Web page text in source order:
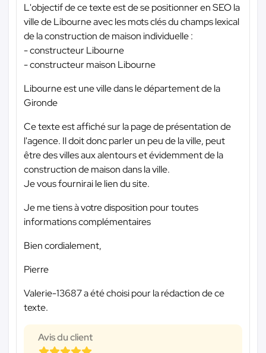
L'objectif de ce texte est de se positionner en SEO la
ville de Libourne avec les mots clés du champs lexical
de la construction de maison individuelle :
- constructeur Libourne
- constructeur maison Libourne
Libourne est une ville dans le département de la
Gironde
Ce texte est affiché sur la page de présentation de
l'agence. Il doit donc parler un peu de la ville, peut
être des villes aux alentours et évidemment de la
construction de maison dans la ville.
Je vous fournirai le lien du site.
Je me tiens à votre disposition pour toutes
informations complémentaires
Bien cordialement,
Pierre
Valerie-13687 a été choisi pour la rédaction de ce
texte.
Avis du client